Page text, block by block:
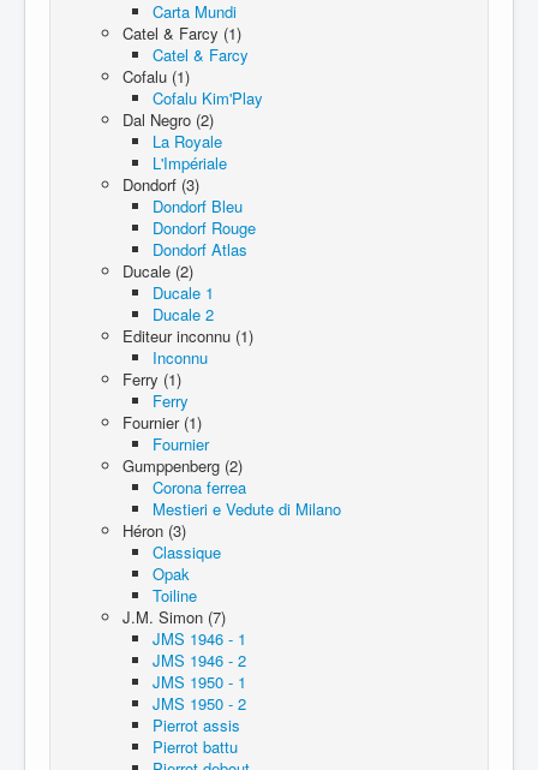
Carta Mundi
Catel & Farcy (1)
Catel & Farcy
Cofalu (1)
Cofalu Kim'Play
Dal Negro (2)
La Royale
L'Impériale
Dondorf (3)
Dondorf Bleu
Dondorf Rouge
Dondorf Atlas
Ducale (2)
Ducale 1
Ducale 2
Editeur inconnu (1)
Inconnu
Ferry (1)
Ferry
Fournier (1)
Fournier
Gumppenberg (2)
Corona ferrea
Mestieri e Vedute di Milano
Héron (3)
Classique
Opak
Toiline
J.M. Simon (7)
JMS 1946 - 1
JMS 1946 - 2
JMS 1950 - 1
JMS 1950 - 2
Pierrot assis
Pierrot battu